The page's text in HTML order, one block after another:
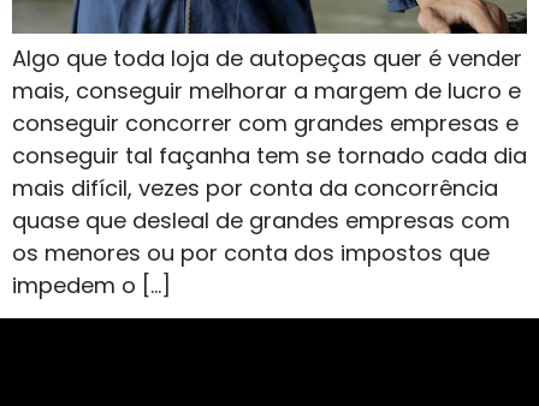
Algo que toda loja de autopeças quer é vender
mais, conseguir melhorar a margem de lucro e
conseguir concorrer com grandes empresas e
conseguir tal façanha tem se tornado cada dia
mais difícil, vezes por conta da concorrência
quase que desleal de grandes empresas com
os menores ou por conta dos impostos que
impedem o […]